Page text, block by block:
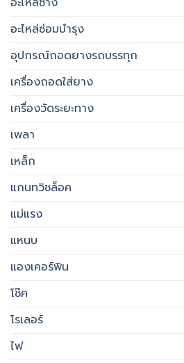
อะไหล่ซ่อมบำรุง
อุปกรณ์ถอดยางรถบรรทุก
เครื่องถอดใส่ยาง
เครื่องวัดระยะทาง
เพลา
เหล็ก
แกนทวิชล็อค
แม่แรง
แหนบ
แองเคอร์พิน
โช๊ค
โรเลอร์
ไฟ